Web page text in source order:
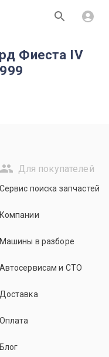
Фиеста IV
Для покупателей
Сервис поиска запчастей
Компании
Машины в разборе
Автосервисам и СТО
Доставка
Оплата
Блог